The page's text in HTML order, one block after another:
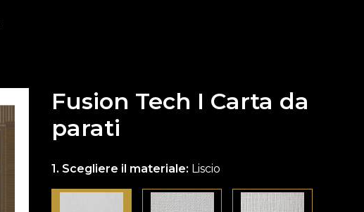
Fusion Tech I Carta da
parati
Scegliere il materiale: Liscio